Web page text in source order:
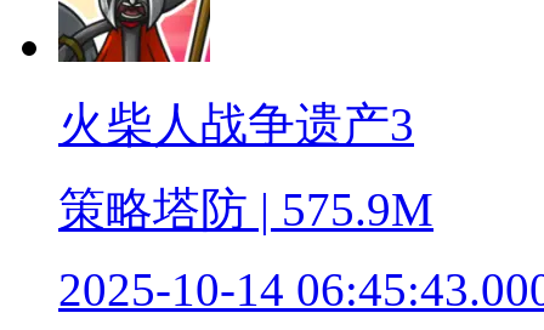
火柴人战争遗产3
策略塔防 | 575.9M
2025-10-14